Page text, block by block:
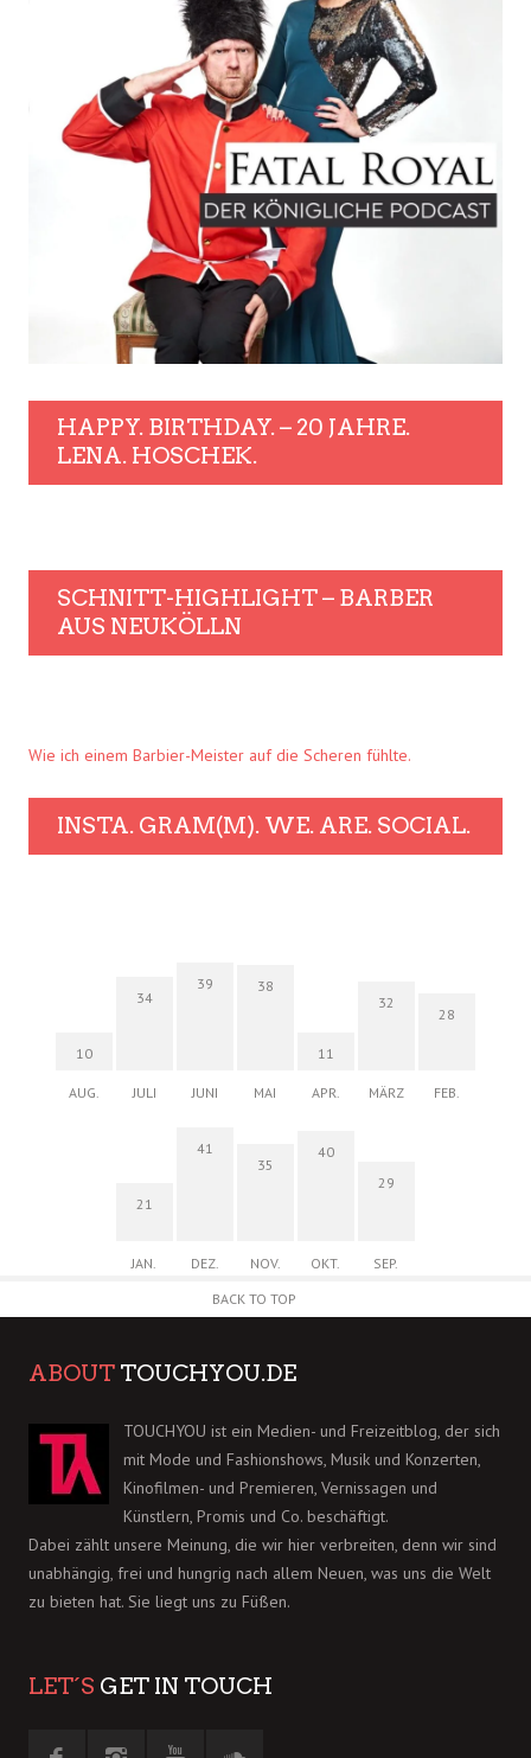
HAPPY. BIRTHDAY. – 20 JAHRE.
LENA. HOSCHEK.
SCHNITT-HIGHLIGHT – BARBER
AUS NEUKÖLLN
Wie ich einem Barbier-Meister auf die Scheren fühlte.
INSTA. GRAM(M). WE. ARE. SOCIAL.
10
AUG.
34
JULI
39
JUNI
38
MAI
11
APR.
32
MÄRZ
28
FEB.
21
JAN.
41
DEZ.
35
NOV.
40
OKT.
29
SEP.
BACK TO TOP
ABOUT TOUCHYOU.DE
TOUCHYOU ist ein Medien- und Freizeitblog, der sich
mit Mode und Fashionshows, Musik und Konzerten,
Kinofilmen- und Premieren, Vernissagen und
Künstlern, Promis und Co. beschäftigt.
Dabei zählt unsere Meinung, die wir hier verbreiten, denn wir sind
unabhängig, frei und hungrig nach allem Neuen, was uns die Welt
zu bieten hat. Sie liegt uns zu Füßen.
LET´S GET IN TOUCH